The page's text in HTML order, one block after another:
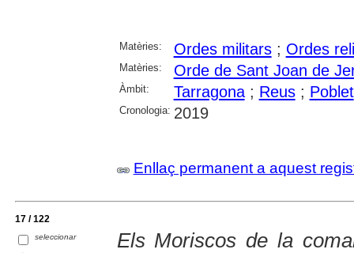
Matèries: Ordes militars; Ordes
Matèries: Orde de Sant Joan de
Àmbit: Tarragona; Reus; Poblet
Cronologia: 2019
Enllaç permanent a aquest
17 / 122
seleccionar
Els Moriscos de la